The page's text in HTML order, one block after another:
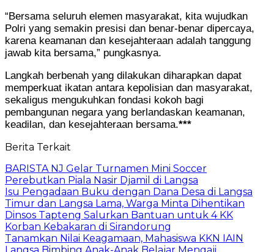
“Bersama seluruh elemen masyarakat, kita wujudkan
Polri yang semakin presisi dan benar-benar dipercaya,
karena keamanan dan kesejahteraan adalah tanggung
jawab kita bersama,” pungkasnya.
Langkah berbenah yang dilakukan diharapkan dapat
memperkuat ikatan antara kepolisian dan masyarakat,
sekaligus mengukuhkan fondasi kokoh bagi
pembangunan negara yang berlandaskan keamanan,
keadilan, dan kesejahteraan bersama.***
Berita Terkait
BARISTA NJ Gelar Turnamen Mini Soccer
Perebutkan Piala Nasir Djamil di Langsa
Isu Pengadaan Buku dengan Dana Desa di Langsa
Timur dan Langsa Lama, Warga Minta Dihentikan
Dinsos Tapteng Salurkan Bantuan untuk 4 KK
Korban Kebakaran di Sirandorung
Tanamkan Nilai Keagamaan, Mahasiswa KKN IAIN